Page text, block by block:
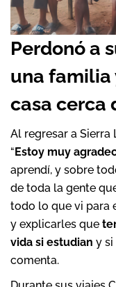
Perdonó a
una familia
casa cerca
Al regresar a
“Estoy muy
aprendí, y sobre
de toda la gente
todo lo que vi para
y explicarles que
vida si estudian y si
comenta.